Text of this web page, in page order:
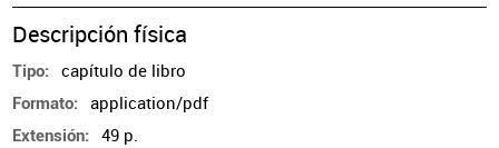
Descripción física
Tipo capítulo de libro
Formato application/pdf
Extensión 49 p.